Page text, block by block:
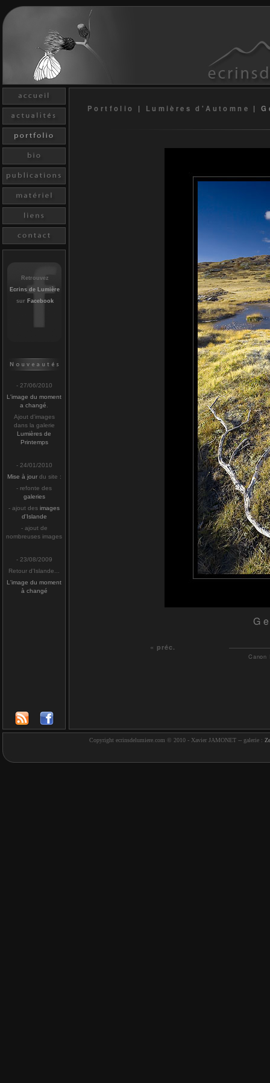
Retrouvez
Ecrins de Lumière
sur Facebook
- 27/06/2010
L'image du moment
a changé
Ajout d'images
dans la galerie
Lumières de
Printemps
- 24/01/2010
Mise à jourdu site :
- refonte des
galeries
- ajout des images
d'Islande
- ajout de
nombreuses images
- 23/08/2009
Retour d'Islande...
L'image du moment
à changé
Portfolio | Lumières d'Automne |
« préc.
Copyright ecrinsdelumiere.com © 2010 - Xavier JAMONET -- galerie :